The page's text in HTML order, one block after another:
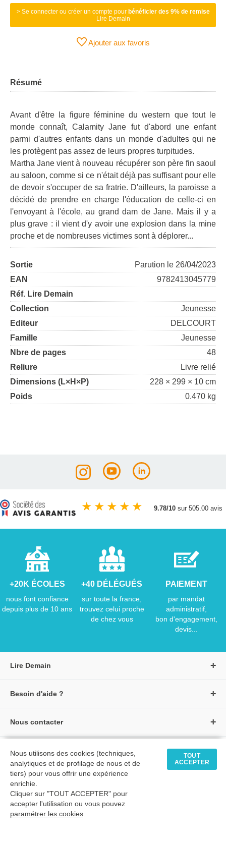
> Se connecter ou créer un compte pour bénéficier des 9% de remise
Lire Demain
Ajouter aux favoris
Résumé
Avant d'être la figure féminine du western que tout le
monde connaît, Calamity Jane fut d'abord une enfant
parmi d'autres enfants dans un monde d'adultes qui ne
les protègent pas assez de leurs propres turpitudes.
Martha Jane vient à nouveau récupérer son père fin saoul
au saloon, comme si ce n'était déjà pas suffisant pour elle
de devoir s'occuper de sa fratrie. D'ailleurs, la paroisse a
décidé de prendre en charge l'éducation de celle-ci en
l'envoyant à l'école, au grand dam de Jane. Mais il y a
plus grave : il vient d'y avoir une explosion dans la mine
proche et de nombreuses victimes sont à déplorer...
Sortie
Parution le 26/04/2023
EAN
9782413045779
Réf. Lire Demain
Collection
Jeunesse
Editeur
DELCOURT
Famille
Jeunesse
Nbre de pages
48
Reliure
Livre relié
Dimensions (L×H×P)
228 × 299 × 10 cm
Poids
0.470 kg
★ ★ ★ ★ ★ 9.78/10 sur 505.00 avis
+20K ÉCOLES
nous font confiance
depuis plus de 10 ans
+40 DÉLÉGUÉS
sur toute la france,
trouvez celui proche
de chez vous
PAIEMENT
par mandat
administratif,
bon d'engagement,
devis...
Lire Demain
Créer un compte
★ Avis clients vérifiés
Besoin d'aide ?
Livraisons et retours
Tarifs négociés
Comment passer commande
Mon compte
Nous contacter
Formulaire de contact
Siège social
Tous nos livres
Livres petite enfance
Livres maternelle
Livres élémentaire
Livres collège
© 2026 - LIRE DEMAIN
C.G.U | C.G.V | Plan du site
Nous utilisons des cookies (techniques,
analytiques et de profilage de nous et de
tiers) pour vous offrir une expérience
enrichie.
Cliquer sur "TOUT ACCEPTER" pour
accepter l'utilisation ou vous pouvez
paramétrer les cookies.
TOUT
ACCEPTER